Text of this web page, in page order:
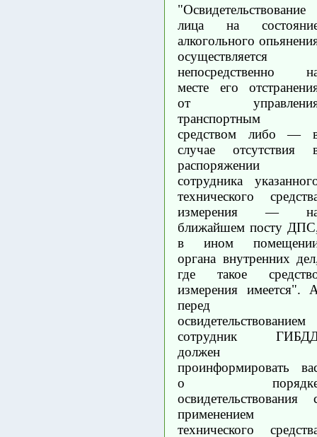
"Освидетельствование
лица на
алкогольного
осуществляется
непосредственно
месте его
от
транспортным
средством либо —
случае отсутствия
распоряжении
сотрудника
технического
измерения —
ближайшем посту
в ином
органа внутренних
где такое
измерения имеется".
перед
освидетельствованием
сотрудник
должен
проинформировать
о
освидетельствования
применением
технического